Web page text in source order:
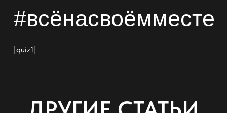
#всёнасвоёмместе
[quiz1]